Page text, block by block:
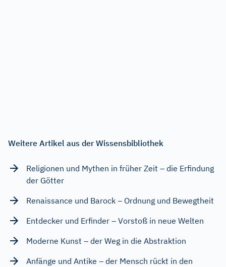
Weitere Artikel aus der Wissensbibliothek
Religionen und Mythen in früher Zeit – die Erfindung
der Götter
Renaissance und Barock – Ordnung und Bewegtheit
Entdecker und Erfinder – Vorstoß in neue Welten
Moderne Kunst – der Weg in die Abstraktion
Anfänge und Antike – der Mensch rückt in den